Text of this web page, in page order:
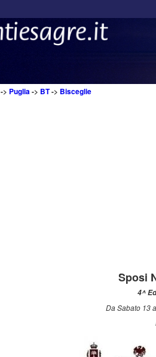
-> Puglia-> BT-> Bisceglie
Sposi
4^
Da Sabato 13